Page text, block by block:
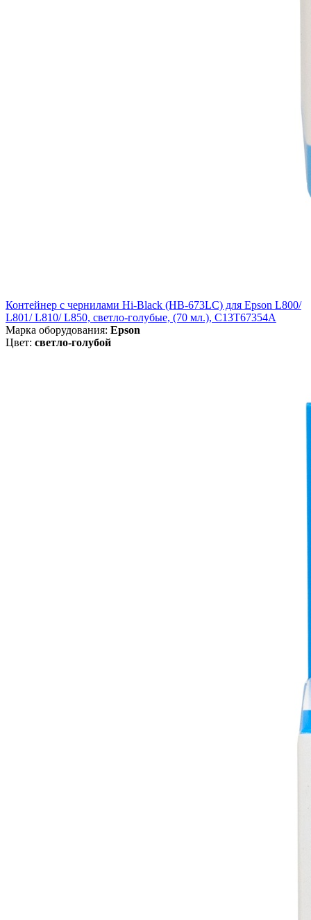
Контейнер с чернилами Hi-Black (HB-673LC) для Epson L800/
L801/ L810/ L850, светло-голубые, (70 мл.), C13T67354A
Марка оборудования: Epson
Цвет: светло-голубой